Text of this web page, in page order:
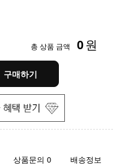
총 상품 금액 0원
구매하기
상품문의 0 배송정보